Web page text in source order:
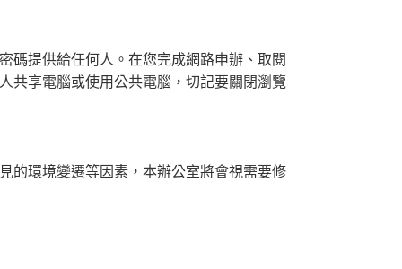
碼提供給任何人。在您完成網路申辦、取閱
共享電腦或使用公共電腦，切記要關閉瀏覽
的環境變遷等因素，本辦公室將會視需要修